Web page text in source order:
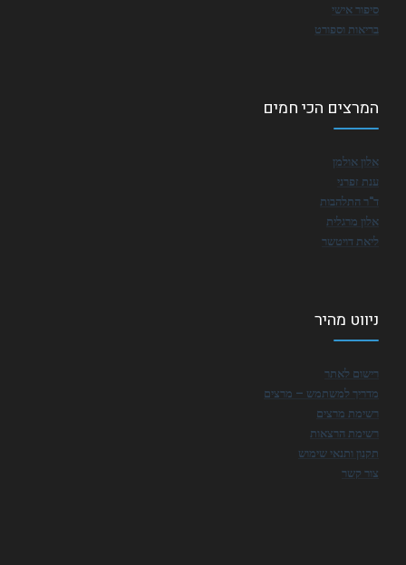
סיפור אישי
בריאות וספורט
המרצים הכי חמים
אלון אולמן
ענת זפרני
ד"ר התלהבות
אלון מרגלית
ליאת דויטשר
ניווט מהיר
רישום לאתר
מדריך למשתמש – מרצים
רשימת מרצים
רשימת הרצאות
תקנון ותנאי שימוש
צור קשר